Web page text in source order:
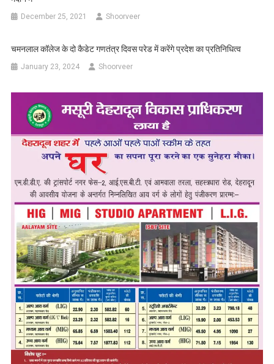
December 25, 2021 Shoorveer
चमनलाल कॉलेज के दो कैडेट गणतंत्र दिवस परेड में करेंगे प्रदेश का प्रतिनिधित्व
January 23, 2024 Shoorveer